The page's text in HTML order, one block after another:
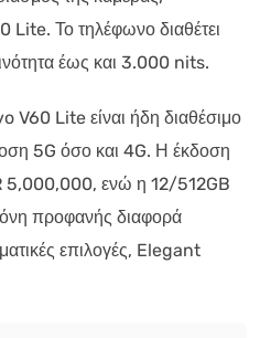
Lite. Το τηλέφωνο διαθέτει
έως και 3.000 nits.
V60 Lite είναι ήδη διαθέσιμο
5G όσο και 4G. Η έκδοση
5,000,000, ενώ η 12/512GB
προφανής διαφορά
επιλογές, Elegant